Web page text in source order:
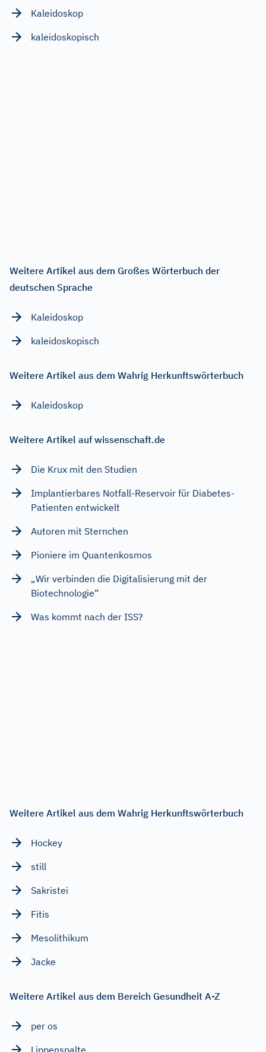
Kaleidoskop
kaleidoskopisch
Weitere Artikel aus dem Großes Wörterbuch der
deutschen Sprache
Kaleidoskop
kaleidoskopisch
Weitere Artikel aus dem Wahrig Herkunftswörterbuch
Kaleidoskop
Weitere Artikel auf wissenschaft.de
Die Krux mit den Studien
Implantierbares Notfall-Reservoir für Diabetes-
Patienten entwickelt
Autoren mit Sternchen
Pioniere im Quantenkosmos
„Wir verbinden die Digitalisierung mit der
Biotechnologie“
Was kommt nach der ISS?
Weitere Artikel aus dem Wahrig Herkunftswörterbuch
Hockey
still
Sakristei
Fitis
Mesolithikum
Jacke
Weitere Artikel aus dem Bereich Gesundheit A-Z
per os
Lippenspalte